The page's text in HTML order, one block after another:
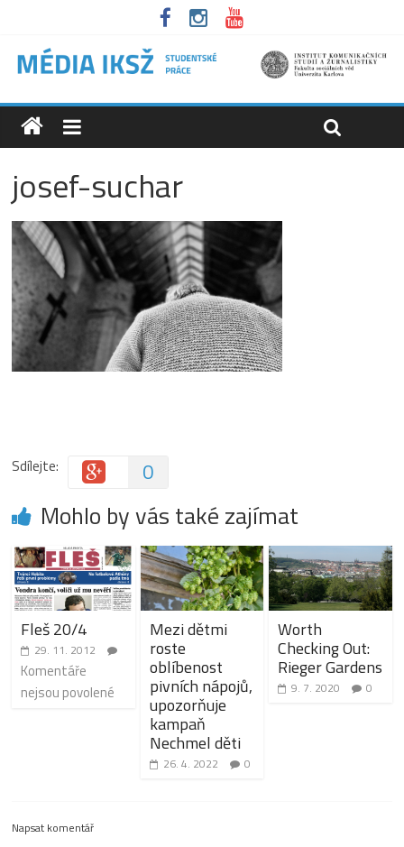
josef-suchar
Sdílejte: 0
Mohlo by vás také zajímat
Fleš 20/4
29. 11. 2012
Komentáře
nejsou povolené
Mezi dětmi
roste
oblíbenost
pivních nápojů,
upozorňuje
kampaň
Nechmel děti
26. 4. 2022 0
Worth
Checking Out:
Rieger Gardens
9. 7. 2020 0
Napsat komentář